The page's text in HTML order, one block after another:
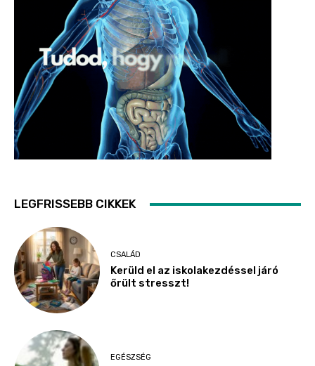
LEGFRISSEBB CIKKEK
CSALÁD
Kerüld el az iskolakezdéssel járó
őrült stresszt!
EGÉSZSÉG